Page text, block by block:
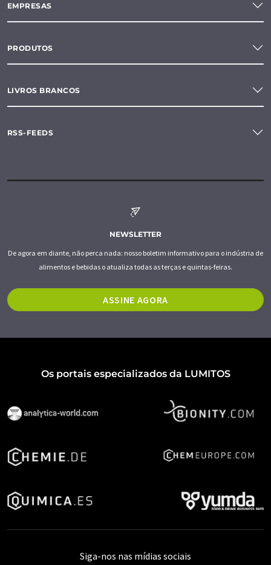
EMPRESAS
PRODUTOS
LIVROS BRANCOS
RSS-FEEDS
NEWSLETTER
De agora em diante, não perca nada: nosso boletim informativo para o indústria de
alimentos e bebidas o atualiza todas as terças e quintas-feiras.
ASSINE AGORA
Os portais especializados da LUMITOS
Siga-nos nas mídias sociais